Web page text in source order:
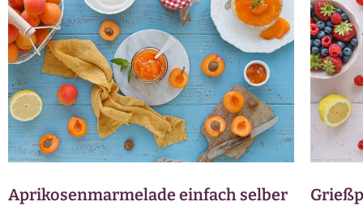
Aprikosenmarmelade einfach selber